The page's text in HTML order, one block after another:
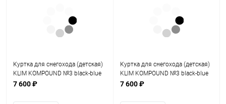
Куртка для снегохода (детская)
KLIM KOMPOUND №3 black-blue
(текстиль) (12Y)
7 600 ₽
Куртка для снегохода (детская)
KLIM KOMPOUND №3 black-blue
(текстиль) (10Y)
7 600 ₽